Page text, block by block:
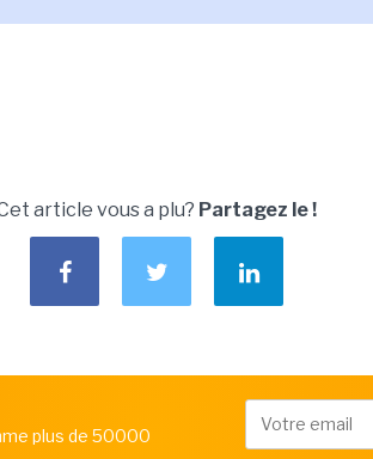
article vous a plu? Partagez le !
plus de 50000